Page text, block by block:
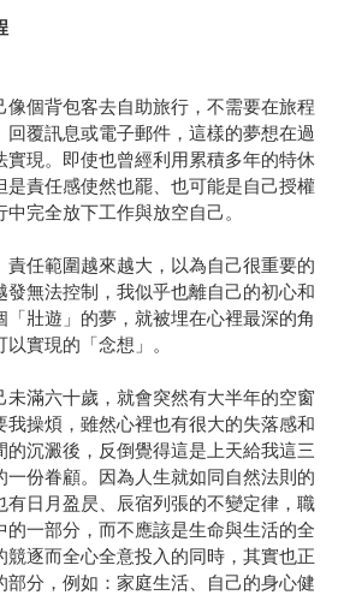
像個背包客去自助旅行，不需要在旅程
覆訊息或電子郵件，這樣的夢想在過
實現。即使也曾經利用累積多年的特休
是責任感使然也罷、也可能是自己授權
完全放下工作與放空自己。
責任範圍越來越大，以為自己很重要的
發無法控制，我似乎也離自己的初心和
壯遊」的夢，就被埋在心裡最深的角
實現的「念想」。
未滿六十歲，就會突然有大半年的空窗
我操煩，雖然心裡也有很大的失落感和
的沉澱後，反倒覺得這是上天給我這三
一份眷顧。因為人生就如同自然法則的
有日月盈昃、辰宿列張的不變定律，職
的一部分，而不應該是生命與生活的全
競逐而全心全意投入的同時，其實也正
部分，例如：家庭生活、自己的身心健